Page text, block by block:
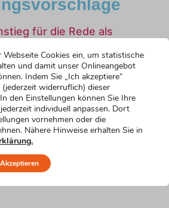
für die Rede als
Trauzeugin: lustiger Einstieg
der Trauzeugin
Reden und nervöse
von frechen
Cookies ein, um statistische
und damit unser Onlineangebot
Indem Sie „Ich akzeptiere“
widerruflich) dieser
den Einstellungen können Sie Ihre
individuell anpassen. Dort
vornehmen oder die
Nähere Hinweise erhalten Sie in
Akzeptieren